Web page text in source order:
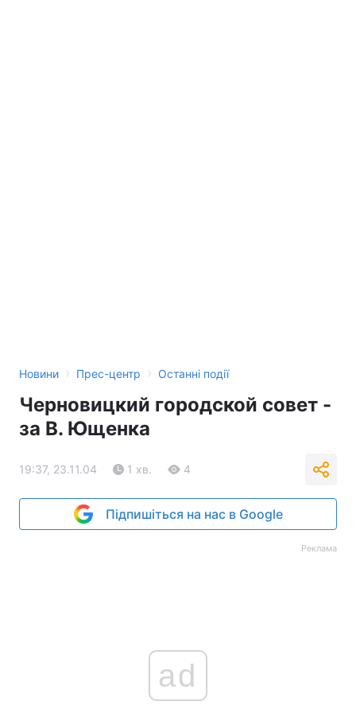
Новини › Прес-центр › Останні події
Черновицкий городской совет -
за В. Ющенка
19:37, 23.11.04 1 хв. 4
Підпишіться на нас в Google
Реклама
ad